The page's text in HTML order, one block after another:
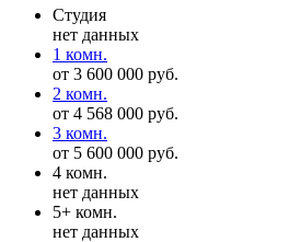
Студия
нет данных
1 комн.
от 3 600 000 руб.
2 комн.
от 4 568 000 руб.
3 комн.
от 5 600 000 руб.
4 комн.
нет данных
5+ комн.
нет данных